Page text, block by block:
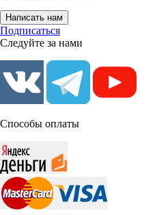
Написать нам
Подписаться
Следуйте за нами
Способы оплаты